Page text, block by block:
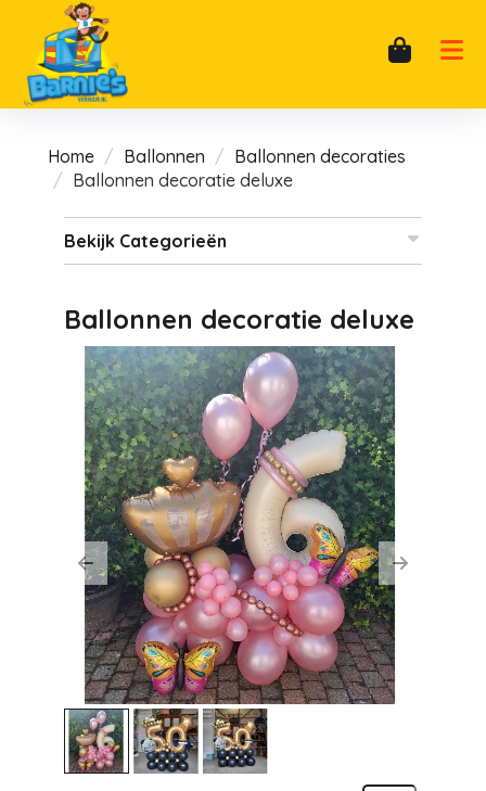
Home Ballonnen
Ballonnen decoraties
Ballonnen decoratie deluxe
Bekijk Categorieën
Ballonnen decoratie deluxe
Previous Next